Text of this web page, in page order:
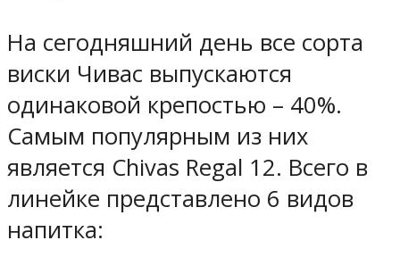
На сегодняшний день все сорта
виски Чивас выпускаются
одинаковой крепостью – 40%.
Самым популярным из них
является Chivas Regal 12. Всего в
линейке представлено 6 видов
напитка: